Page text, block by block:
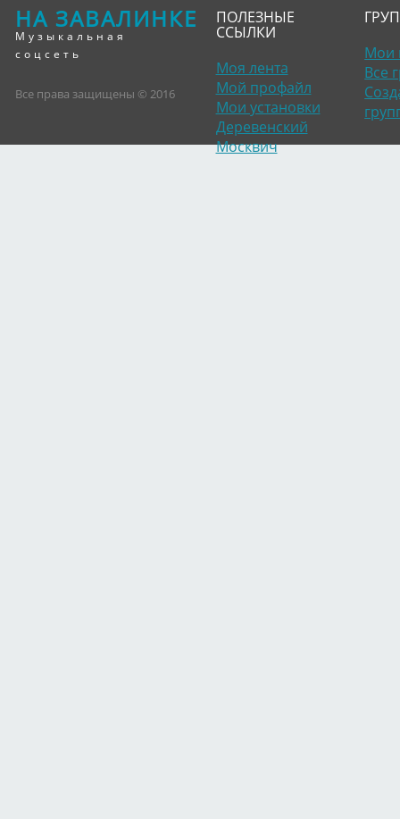
НА ЗАВАЛИНКЕ
Музыкальная
соцсеть
Все права защищены © 2016
ПОЛЕЗНЫЕ
ССЫЛКИ
Моя лента
Мой профайл
Мои установки
Деревенский
Москвич
Мои
Все